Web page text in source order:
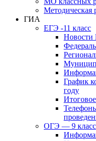
Методическая
ГИА
ЕГЭ -11 класс
График
году
ОГЭ — 9 класс